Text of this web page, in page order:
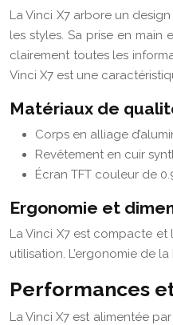
La Vinci X7 arbore un
les styles. Sa prise en
clairement toutes les
Vinci X7 est une
Matériaux de
Corps en alliage
Revêtement en cuir
Écran TFT couleur de
Ergonomie et
La Vinci X7 est compacte
utilisation. L’ergonomie de
Performances
La Vinci X7 est alimentée